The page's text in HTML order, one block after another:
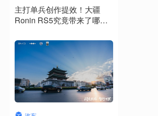
主打单兵创作提效！大疆
Ronin RS5究竟带来了哪些